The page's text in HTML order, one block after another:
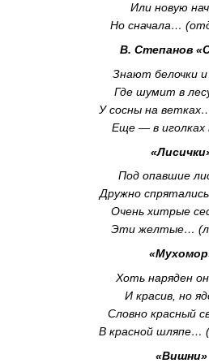
Или новую
Но сначала…
В. Степанов
Знают белочки
Где шумит в
У сосны на
Еще — в иголках
Под опавшие
Дружно спрятались
Очень хитрые
Эти желтые…
Хоть наряден
И красив, но
Словно красный
В красной шляпе…
«Вишни»